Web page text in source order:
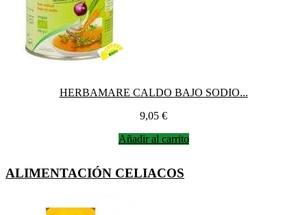
HERBAMARE CALDO BAJO SODIO...
Precio
9,05 €
Añadir al carrito
ALIMENTACIÓN CELIACOS